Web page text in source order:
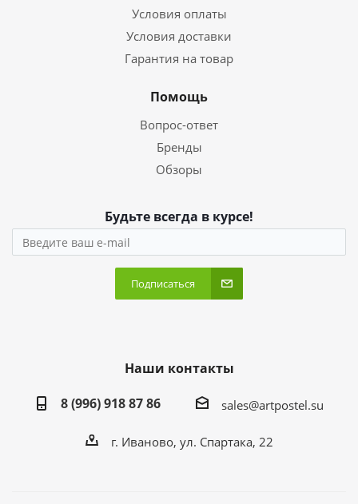
Условия оплаты
Условия доставки
Гарантия на товар
Помощь
Вопрос-ответ
Бренды
Обзоры
Будьте всегда в курсе!
Подписаться
Наши контакты
8 (996) 918 87 86
sales@artpostel.su
г. Иваново, ул. Спартака, 22